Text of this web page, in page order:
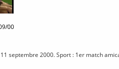
00
septembre 2000. Sport : 1er match